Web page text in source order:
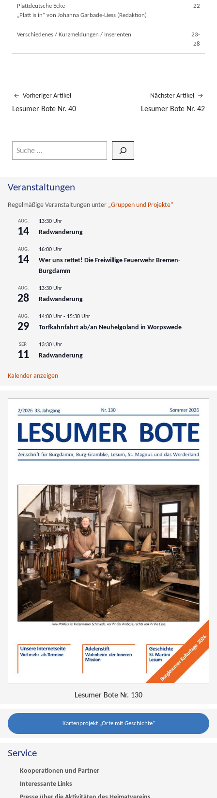
Plattdeutsche Ecke
„Platt is in“ von Johanna Garbade-Liess (Redaktion)
22
Verschiedenes / Kurzmeldungen / Inserenten
23-
28
Vorheriger Artikel
Lesumer Bote Nr. 40
Nächster Artikel
Lesumer Bote Nr. 42
Veranstaltungen
Regelmäßige Veranstaltungen unter „Gruppen und Projekte“
AUG.
14
13:30 Uhr
Radwanderung
AUG.
14
16:00 Uhr
Wer uns rettet! Die Freiwillige Feuerwehr Bremen-
Burgdamm
AUG.
28
13:30 Uhr
Radwanderung
AUG.
29
14:00 Uhr - 15:30 Uhr
Torfkahnfahrt ab/an Neuhelgoland in Worpswede
SEP.
11
13:30 Uhr
Radwanderung
Kalender anzeigen
Lesumer Bote Nr. 130
Kartenprojekt „Orte mit Geschichte“
Service
Kooperationen und Partner
Interessante Links